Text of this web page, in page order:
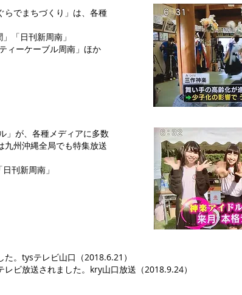
らでまちづくり」は、各種
「日刊新周南」
ィーケーブル周南」ほか
」が、各種メディアに多数
九州沖縄全局でも特集放送
刊新周南」
。tysテレビ山口（2018.6.21）
ビ放送されました。kry山口放送（2018.9.24）